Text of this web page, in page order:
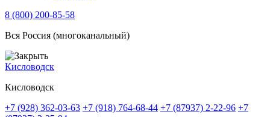
8 (800) 200-85-58
Вся Россия (многоканальный)
Кисловодск
Кисловодск
+7 (928) 362-03-63 +7 (918) 764-68-44 +7 (87937) 2-22-96 +7